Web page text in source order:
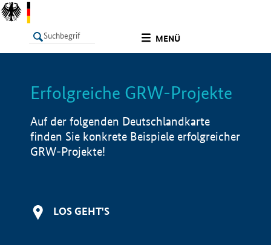
MENÜ
LISTE Info
Erfolgreiche GRW-Projekte
Auf der folgenden Deutschlandkarte
finden Sie konkrete Beispiele erfolgreicher
GRW-Projekte!
LOS GEHT'S